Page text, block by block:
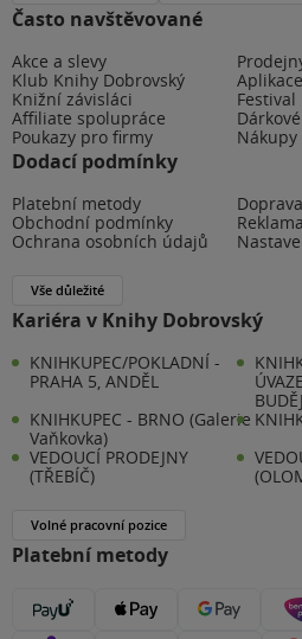
Často navštěvované
Akce a slevy
Klub Knihy Dobrovský
Knižní závisláci
Affiliate spolupráce
Poukazy pro firmy
Dodací podmínky
Platební metody
Doprava
Obchodní podmínky
Ochrana osobních údajů
Vše důležité
Kariéra v Knihy Dobrovský
KNIHKUPEC/POKLADNÍ -
PRAHA 5, ANDĚL
KNIHKUPEC - BRNO (Galerie
Vaňkovka)
VEDOUCÍ PRODEJNY
(TŘEBÍČ)
Volné pracovní pozice
Platební metody